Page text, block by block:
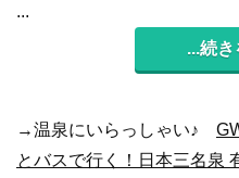
...
...続
→温泉にいらっしゃい♪
とバスで行く！日本三名泉